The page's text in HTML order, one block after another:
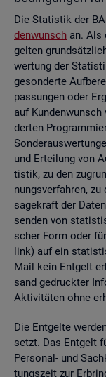
Die Sta­tis­tik der
den­wunsch an. Als
gel­ten
wer­tung der
ge­son­der­te
pas­sun­gen oder
auf
der­ten
und Er­tei­lung von
tis­tik, zu den
nungs­ver­fah­ren,
sa­ge­kraft der
sen­den von
scher Form oder
link) auf ein
Mail kein Ent­gelt
sand ge­druck­ter
Ak­ti­vi­tä­ten ohne
Die Ent­gel­te
setzt. Das Ent­gelt
Per­so­nal- und
tungs­zeit zur